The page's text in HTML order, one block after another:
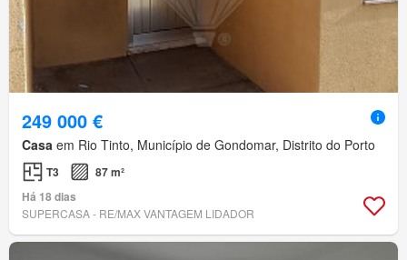
249 000 €
Casa em Rio Tinto, Município de Gondomar, Distrito do Porto
T3
87 m²
Há 18 dias
SUPERCASA - RE/MAX VANTAGEM LIDADOR